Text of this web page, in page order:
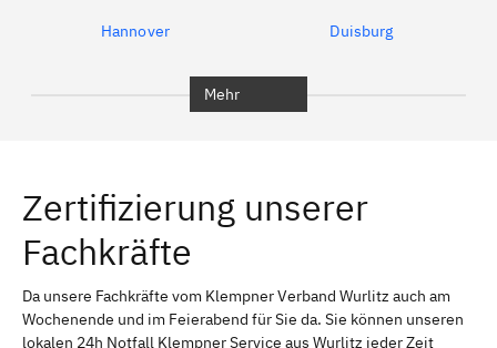
Hannover Duisburg
Erlangen Bamberg
Bayreuth
Schweinfurt Passau
Mehr
Zertifizierung unserer
Fachkräfte
Da unsere Fachkräfte vom Klempner Verband Wurlitz auch am
Wochenende und im Feierabend für Sie da. Sie können unseren
lokalen 24h Notfall Klempner Service aus Wurlitz jeder Zeit